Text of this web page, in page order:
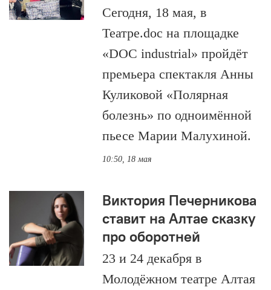
Сегодня, 18 мая, в
Театре.doc на площадке
«DOC industrial» пройдёт
премьера спектакля Анны
Куликовой «Полярная
болезнь» по одноимённой
пьесе Марии Малухиной.
10:50, 18 мая
Виктория Печерникова
ставит на Алтае сказку
про оборотней
23 и 24 декабря в
Молодёжном театре Алтая